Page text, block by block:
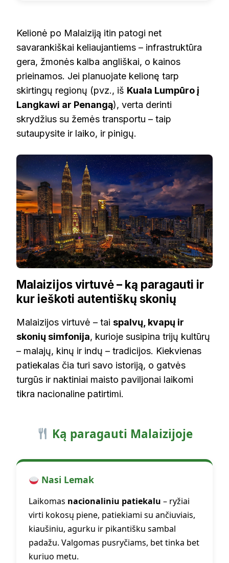
Kelionė po Malaiziją itin patogi net
savarankiškai keliaujantiems – infrastruktūra
gera, žmonės kalba angliškai, o kainos
prieinamos. Jei planuojate kelionę tarp
skirtingų regionų (pvz., iš Kuala Lumpūro į
Langkawi ar Penangą), verta derinti
skrydžius su žemės transportu – taip
sutaupysite ir laiko, ir pinigų.
Malaizijos virtuvė – ką paragauti ir
kur ieškoti autentiškų skonių
Malaizijos virtuvė – tai spalvų, kvapų ir
skonių simfonija, kurioje susipina trijų kultūrų
– malajų, kinų ir indų – tradicijos. Kiekvienas
patiekalas čia turi savo istoriją, o gatvės
turgūs ir naktiniai maisto paviljonai laikomi
tikra nacionaline patirtimi.
Ką paragauti Malaizijoje
Nasi Lemak
Laikomas nacionaliniu patiekalu – ryžiai
virti kokosų piene, patiekiami su ančiuviais,
kiaušiniu, agurku ir pikantišku sambal
padažu. Valgomas pusryčiams, bet tinka bet
kuriuo metu.